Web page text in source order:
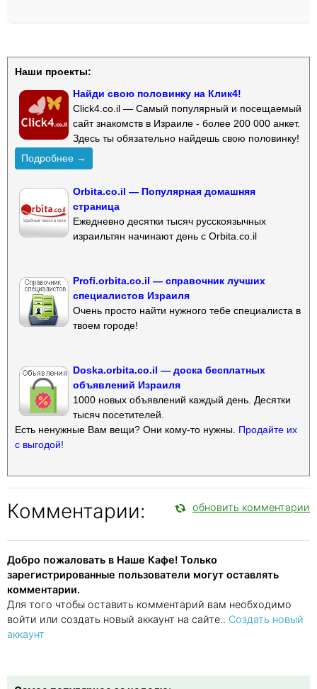
Наши проекты:
Найди свою половинку на Клик4!
Click4.co.il — Самый популярный и посещаемый
сайт знакомств в Израиле - более 200 000 анкет.
Здесь ты обязательно найдешь свою половинку!
Подробнее →
Orbita.co.il — Популярная домашняя
страница
Ежедневно десятки тысяч русскоязычных
израильтян начинают день с Orbita.co.il
Profi.orbita.co.il — справочник лучших
специалистов Израиля
Очень просто найти нужного тебе специалиста в
твоем городе!
Doska.orbita.co.il — доска бесплатных
объявлений Израиля
1000 новых объявлений каждый день. Десятки
тысяч посетителей.
Есть ненужные Вам вещи? Они кому-то нужны. Продайте их
с выгодой!
Комментарии: обновить комментарии
Добро пожаловать в Наше Кафе! Только
зарегистрированные пользователи могут оставлять
комментарии.
Для того чтобы оставить комментарий вам необходимо
войти или создать новый аккаунт на сайте.. Создать новый
аккаунт